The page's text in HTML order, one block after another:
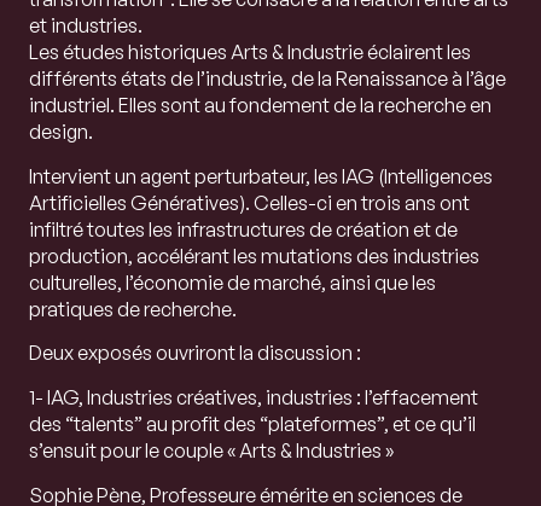
et industries.
Les études historiques Arts & Industrie éclairent les
différents états de l’industrie, de la Renaissance à l’âge
industriel. Elles sont au fondement de la recherche en
design.
Intervient un agent perturbateur, les IAG (Intelligences
Artificielles Génératives). Celles-ci en trois ans ont
infiltré toutes les infrastructures de création et de
production, accélérant les mutations des industries
culturelles, l’économie de marché, ainsi que les
pratiques de recherche.
Deux exposés ouvriront la discussion :
1- IAG, Industries créatives, industries : l’effacement
des “talents” au profit des “plateformes”, et ce qu’il
s’ensuit pour le couple « Arts & Industries »
Sophie Pène, Professeure émérite en sciences de